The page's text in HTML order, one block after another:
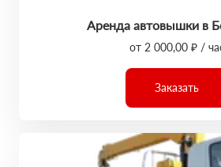
Аренда автовышки в
от 2 000,00 ₽ /
Заказать